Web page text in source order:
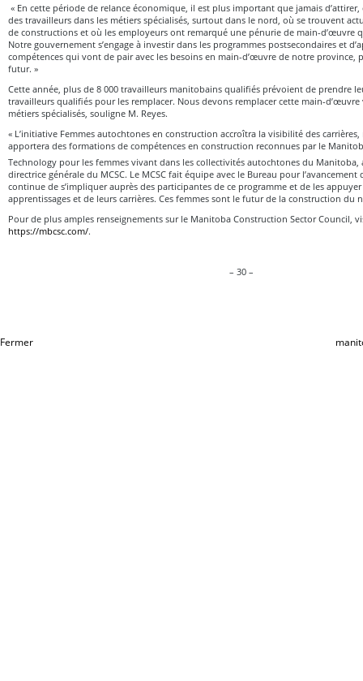
« En cette période de relance économique, il est plus important que jamais
des travailleurs dans les métiers spécialisés, surtout dans le nord, où se trouvent
de constructions et où les employeurs ont remarqué une pénurie de main-d’œuvre
Notre gouvernement s’engage à investir dans les programmes postsecondaires et
compétences qui vont de pair avec les besoins en main-d’œuvre de notre province,
futur. »
Cette année, plus de 8 000 travailleurs manitobains qualifiés prévoient de prendre
travailleurs qualifiés pour les remplacer. Nous devons remplacer cette main-
métiers spécialisés, souligne M. Reyes.
« L’initiative Femmes autochtones en construction accroîtra la visibilité des
apportera des formations de compétences en construction reconnues par le
Technology pour les femmes vivant dans les collectivités autochtones du Manitoba,
directrice générale du MCSC. Le MCSC fait équipe avec le Bureau pour
continue de s’impliquer auprès des participantes de ce programme et de les
apprentissages et de leurs carrières. Ces femmes sont le futur de la construction du
Pour de plus amples renseignements sur le Manitoba Construction Sector Council,
https://mbcsc.com/.
– 30 –
Fermer